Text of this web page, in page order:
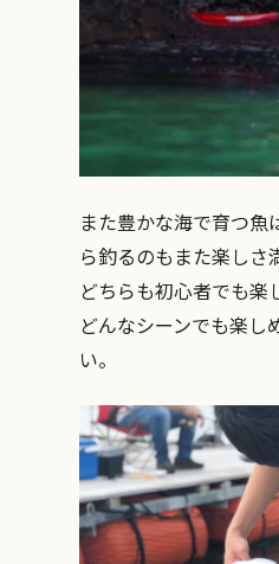
また豊かな海で育つ
ら釣るのもまた楽しさ
どちらも初心者でも楽
どんなシーンでも楽
い。